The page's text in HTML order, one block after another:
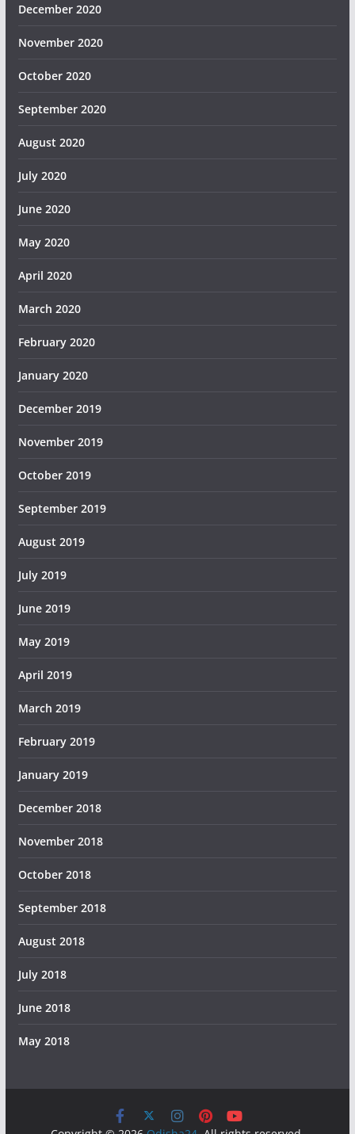
December 2020
November 2020
October 2020
September 2020
August 2020
July 2020
June 2020
May 2020
April 2020
March 2020
February 2020
January 2020
December 2019
November 2019
October 2019
September 2019
August 2019
July 2019
June 2019
May 2019
April 2019
March 2019
February 2019
January 2019
December 2018
November 2018
October 2018
September 2018
August 2018
July 2018
June 2018
May 2018